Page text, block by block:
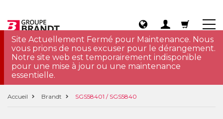
Site Actuellement Fermé pour Maintenance. Nous
vous prions de nous excuser pour le dérangement.
Notre site web est temporairement indisponible
pour une mise à jour ou une maintenance
essentielle.
Accueil Brandt SGS58401 / SGS5840